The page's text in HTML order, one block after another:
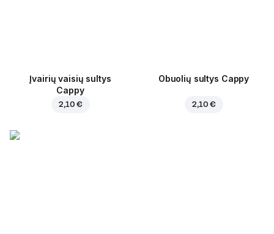
Įvairių vaisių sultys
Cappy
2,10 €
Obuolių sultys Cappy
2,10 €